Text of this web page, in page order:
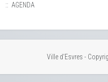
:: AGENDA
Ville d'Esvres -